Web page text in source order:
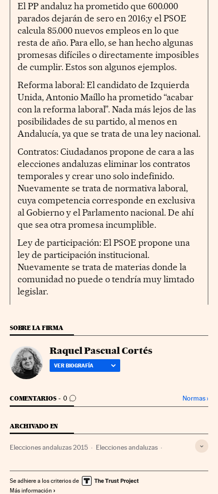
El PP andaluz ha prometido que 600.000
parados dejarán de sero en 2016;y el PSOE
calcula 85.000 nuevos empleos en lo que
resta de año. Para ello, se han hecho algunas
promesas difíciles o directamente imposibles
de cumplir. Estos son algunos ejemplos.
Reforma laboral: El candidato de Izquierda
Unida, Antonio Maíllo ha prometido “acabar
con la reforma laboral”. Nada más lejos de las
posibilidades de su partido, al menos en
Andalucía, ya que se trata de una ley nacional.
Contratos: Ciudadanos propone de cara a las
elecciones andaluzas eliminar los contratos
temporales y crear uno solo indefinido.
Nuevamente se trata de normativa laboral,
cuya competencia corresponde en exclusiva
al Gobierno y el Parlamento nacional. De ahí
que sea otra promesa incumplible.
Ley de participación: El PSOE propone una
ley de participación institucional.
Nuevamente se trata de materias donde la
comunidad no puede o tendría muy limtado
legislar.
SOBRE LA FIRMA
Raquel Pascual Cortés
VER BIOGRAFÍA
COMENTARIOS 0
IR A LOS COMENTARIOS Normas›
ARCHIVADO EN
Elecciones andaluzas 2015 Elecciones andaluzas
Desempleo Elecciones autonómicas
Se adhiere a los criterios de
Más información